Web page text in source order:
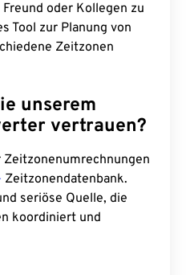
oder Kollegen zu
Tool zur Planung von
Zeitzonen
unserem
vertrauen?
Zeitzonendatenbank.
seriöse Quelle, die
koordiniert und